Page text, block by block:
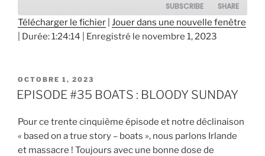
SUBSCRIBE SHARE
SHARE
EMBED
Télécharger le fichier
Jouer dans une nouvelle fenêtre
Durée: 1:24:14 Enregistré le novembre 1, 2023
PUBLIÉ
LE
OCTOBRE 1, 2023
EPISODE #35 BOATS : BLOODY SUNDAY
Pour ce trente cinquième épisode et notre déclinaison
« based on a true story – boats », nous parlons Irlande
et massacre ! Toujours avec une bonne dose de